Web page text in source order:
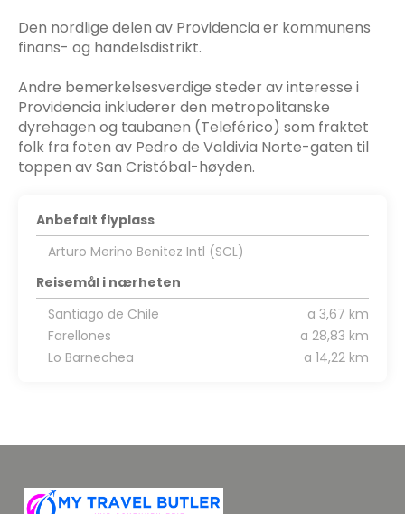
Den nordlige delen av Providencia er kommunens
finans- og handelsdistrikt.
Andre bemerkelsesverdige steder av interesse i
Providencia inkluderer den metropolitanske
dyrehagen og taubanen (Teleférico) som fraktet
folk fra foten av Pedro de Valdivia Norte-gaten til
toppen av San Cristóbal-høyden.
Anbefalt flyplass
Arturo Merino Benitez Intl (SCL)
Reisemål i nærheten
Santiago de Chile
a 3,67 km
Farellones
a 28,83 km
Lo Barnechea
a 14,22 km